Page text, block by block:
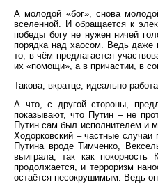
А молодой «бог», снова
вселенной. И обращается к
победы богу не нужен ничей
порядка над хаосом. Ведь даже
то, в чём предлагается
их «помощи», а в причастии, в
Такова, вкратце, идеально
А что, с другой стороны,
показывают, что Путин – не
Путин сам был исполнителем и
Ходорковский – частные случаи
Путина вроде Тимченко,
выиграла, так как
продолжается, и терроризм
остаётся несокрушимым. Ведь